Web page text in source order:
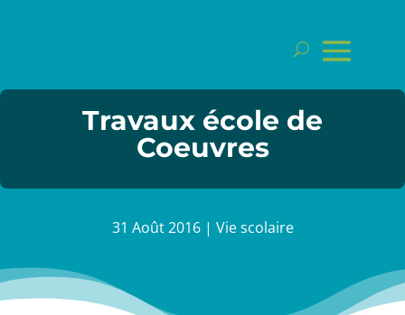
Travaux école de
Coeuvres
31 Août 2016| Vie scolaire